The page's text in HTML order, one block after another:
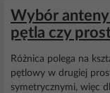
Wybór
pętla czy
Różnica polega na
pętlowy w drugiej
symetrycznymi, więc